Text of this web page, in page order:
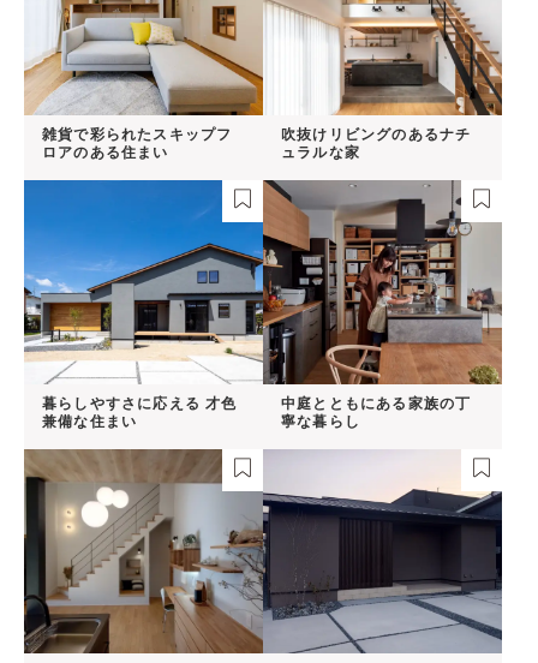
雑貨で彩られたスキップフ
ロアのある住まい
吹抜けリビングのあるナチ
ュラルな家
暮らしやすさに応える 才色
兼備な住まい
中庭とともにある家族の丁
寧な暮らし